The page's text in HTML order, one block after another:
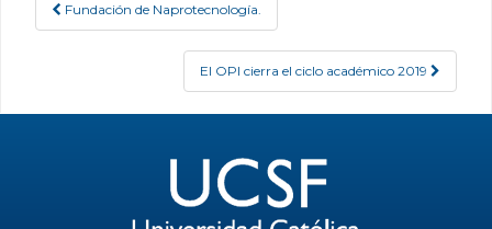
Post navigation
Fundación de Naprotecnología.
El OPI cierra el ciclo académico 2019